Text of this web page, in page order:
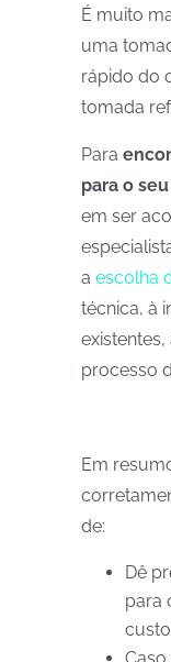
É muito
uma
rápido do
tomada
Para
para o
em ser
a escolha
técnica, à
processo
Em
de:
Dê
para